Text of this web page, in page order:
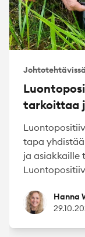
Johtotehtävissä
tarkoittaa
tapa
ja asiakkaille
HannaHanna